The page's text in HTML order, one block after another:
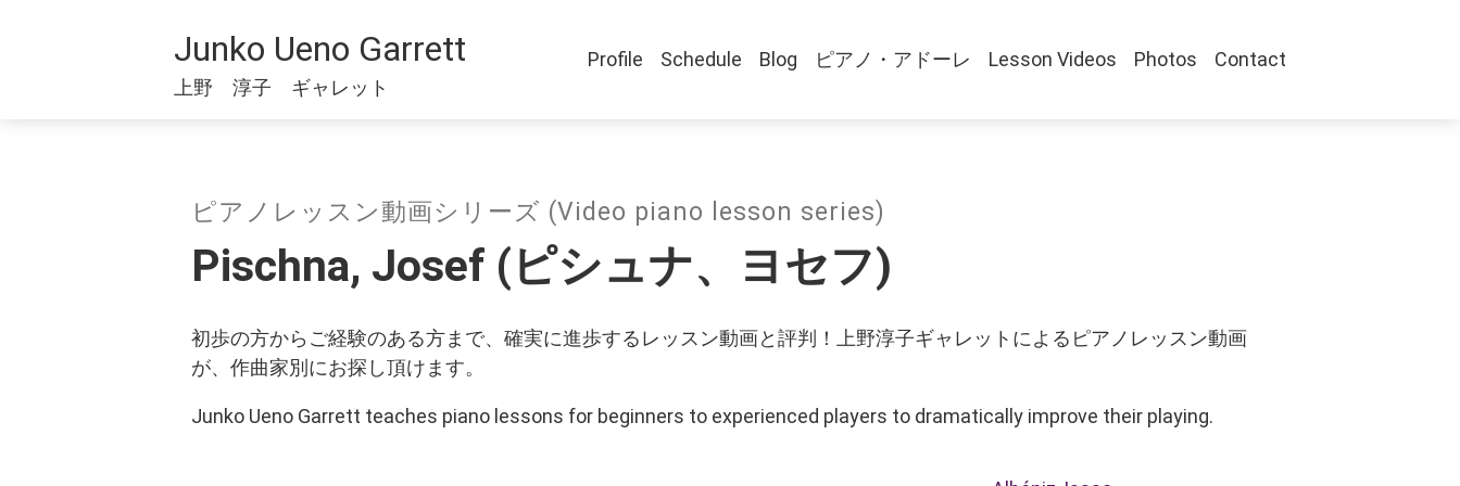
Junko Ueno Garrett
上野 淳子 ギャレット
Profile Schedule Blog ピアノ・アドーレ Lesson Videos Photos Contact
ピアノレッスン動画シリーズ (Video piano lesson series)
Pischna, Josef (ピシュナ、ヨセフ)
初歩の方からご経験のある方まで、確実に進歩するレッスン動画と評判！上野淳子ギャレットによるピアノレッスン動画
が、作曲家別にお探し頂けます。
Junko Ueno Garrett teaches piano lessons for beginners to experienced players to dramatically improve their playing.